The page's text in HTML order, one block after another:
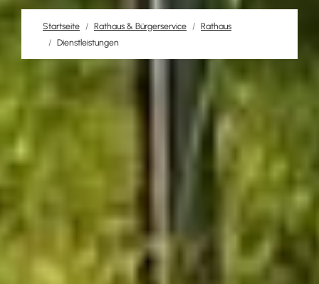
Startseite Rathaus & Bürgerservice
Rathaus
Dienstleistungen